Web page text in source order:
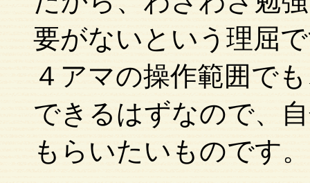
要がないという理屈
４アマの操作範囲で
できるはずなので、
もらいたいものです。